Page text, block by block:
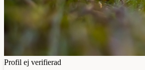
Profil ej verifierad